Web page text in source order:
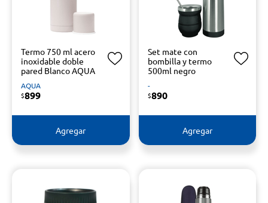
Termo 750 ml acero
inoxidable doble
pared Blanco AQUA
AQUA
$899
Agregar
Set mate con
bombilla y termo
500ml negro
-
$890
Agregar